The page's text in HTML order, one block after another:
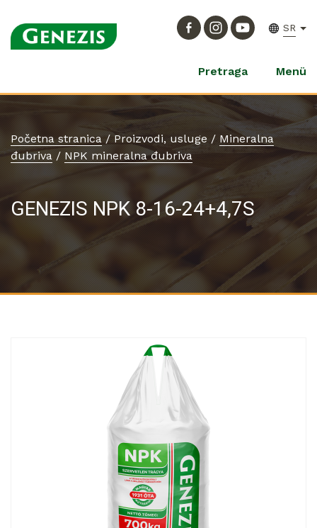
SR
Pretraga Menü
Početna stranica/ Proizvodi, usluge / Mineralna
đubriva / NPK mineralna đubriva
GENEZIS NPK 8-16-24+4,7S